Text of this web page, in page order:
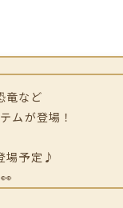
竜など
ムが登場！
場予定♪